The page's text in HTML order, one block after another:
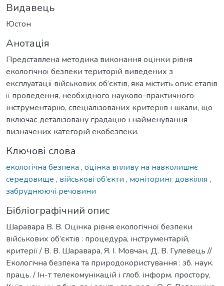
Видавець
Юстон
Анотація
Представлена методика виконання оцінки рівня
екологічної безпеки територій виведених з
експлуатації військових об’єктів, яка містить опис етапів
її проведення, необхідного науково-практичного
інструментарію, спеціалізованих критеріїв і шкали, що
включає деталізовану градацію і найменування
визначених категорій екобезпеки.
Ключові слова
екологічна безпека , оцінка впливу на навколишнє
середовище , військові об’єкти , моніторинг довкілля ,
забруднюючі речовини
Бібліографічний опис
Шаравара В. В. Оцінка рівня екологічної безпеки
військових об’єктів : процедура, інструментарій,
критерії / В. В. Шаравара, Я. І. Мовчан, Д. В. Гулевець //
Екологічна безпека та природокористування : зб. наук.
праць. / Ін-т телекомунікацій і глоб. інформ. простору,